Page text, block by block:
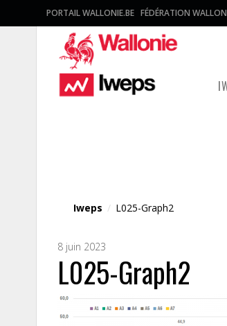
PORTAIL WALLONIE.BE FÉDÉRATION
Iweps / L025-Graph2
8 juin 2023
L025-Graph2